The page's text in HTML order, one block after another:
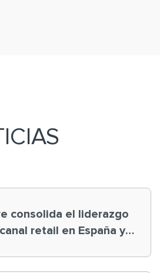
consolida el liderazgo
retail en España y